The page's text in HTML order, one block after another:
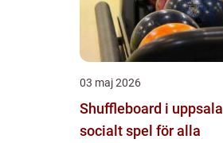
03 maj 2026
Shuffleboard i uppsala
socialt spel för alla